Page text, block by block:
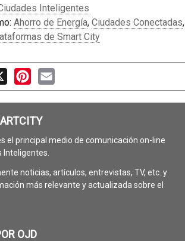
Inteligentes
Ahorro de Energía, Ciudades Conectadas,
de Smart City
X PinterestEmail
el principal medio de comunicación on-line
Inteligentes.
noticias, artículos, entrevistas, TV, etc. y
más relevante y actualizada sobre el
OJD